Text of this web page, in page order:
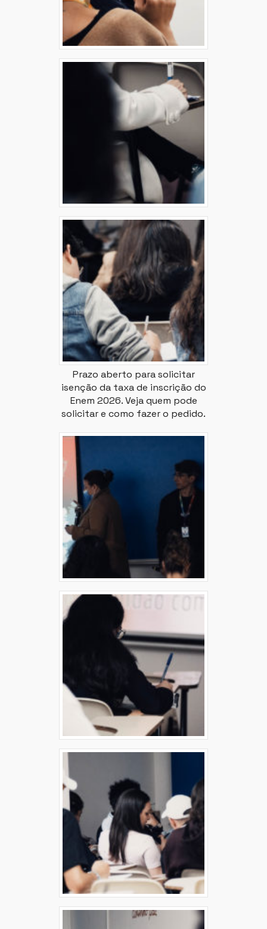
Prazo aberto para solicitar
isenção da taxa de inscrição do
Enem 2026. Veja quem pode
solicitar e como fazer o pedido.